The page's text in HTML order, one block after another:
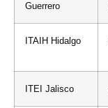
Guerrero
ITAIH Hidalgo
ITEI Jalisco